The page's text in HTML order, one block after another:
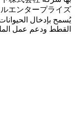
يُسمح بإدخال
القطط ودعم عمل